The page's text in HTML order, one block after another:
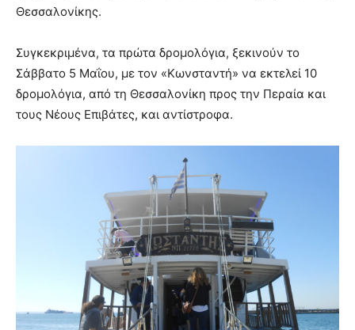
Θεσσαλονίκης.
Συγκεκριμένα, τα πρώτα δρομολόγια, ξεκινούν το
Σάββατο 5 Μαΐου, με τον «Κωνσταντή» να εκτελεί 10
δρομολόγια, από τη Θεσσαλονίκη προς την Περαία και
τους Νέους Επιβάτες, και αντίστροφα.